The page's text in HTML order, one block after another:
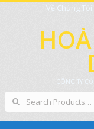
Về Chúng Tôi
CÔNG TY